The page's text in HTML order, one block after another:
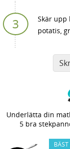
Skär upp
potatis,
Underlätta din
5 bra
BÄST